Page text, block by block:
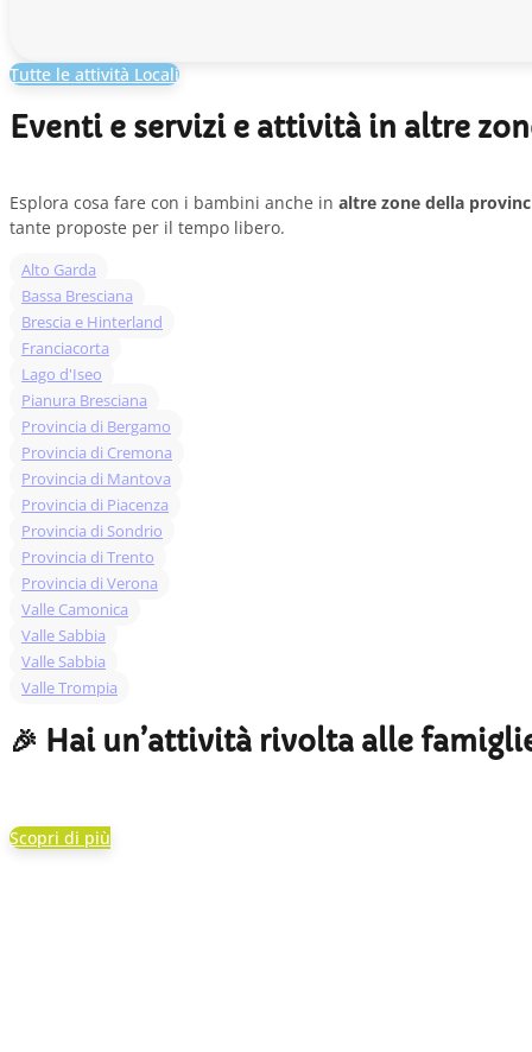
Tutte le attività Locali
Eventi e servizi e attività in altre
Esplora cosa fare con i bambini anche in altre zone della
tante proposte per il tempo libero.
Alto Garda
Bassa Bresciana
Brescia e Hinterland
Franciacorta
Lago d'Iseo
Pianura Bresciana
Provincia di Bergamo
Provincia di Cremona
Provincia di Mantova
Provincia di Piacenza
Provincia di Sondrio
Provincia di Trento
Provincia di Verona
Valle Camonica
Valle Sabbia
Valle Sabbia
Valle Trompia
🎉 Hai un’attività rivolta alle
Scopri di più